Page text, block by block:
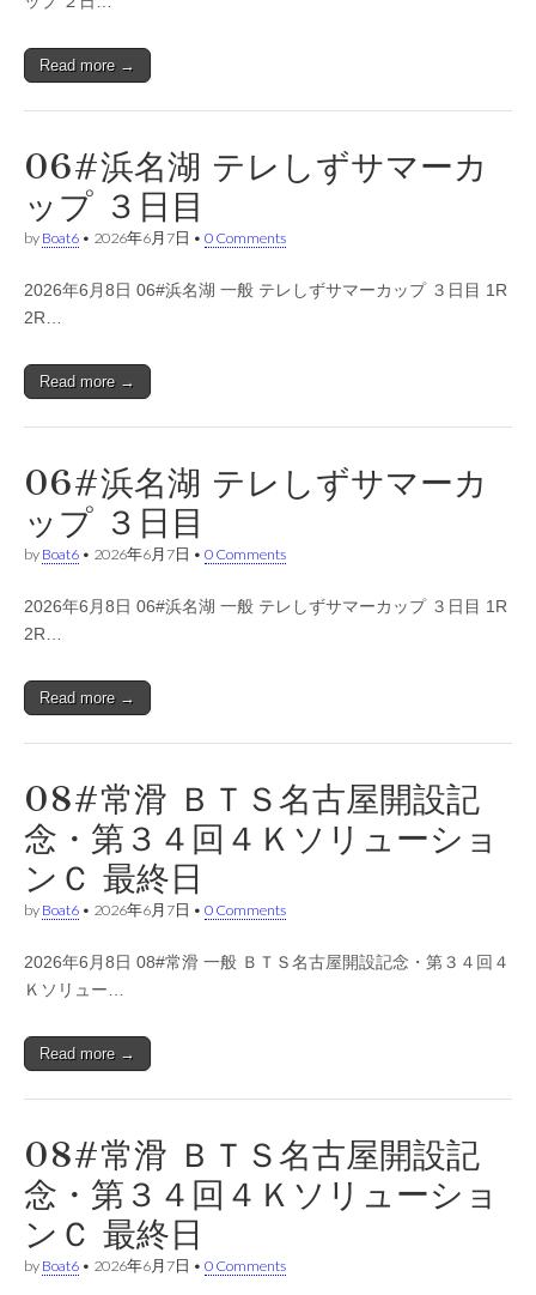
Read more →
06#浜名湖 テレしずサマーカ
ップ ３日目
by Boat6 • 2026年6月7日 • 0 Comments
2026年6月8日 06#浜名湖 一般 テレしずサマーカップ ３日目 1R
2R…
Read more →
06#浜名湖 テレしずサマーカ
ップ ３日目
by Boat6 • 2026年6月7日 • 0 Comments
2026年6月8日 06#浜名湖 一般 テレしずサマーカップ ３日目 1R
2R…
Read more →
08#常滑 ＢＴＳ名古屋開設記
念・第３４回４Ｋソリューショ
ンＣ 最終日
by Boat6 • 2026年6月7日 • 0 Comments
2026年6月8日 08#常滑 一般 ＢＴＳ名古屋開設記念・第３４回４
Ｋソリュー…
Read more →
08#常滑 ＢＴＳ名古屋開設記
念・第３４回４Ｋソリューショ
ンＣ 最終日
by Boat6 • 2026年6月7日 • 0 Comments